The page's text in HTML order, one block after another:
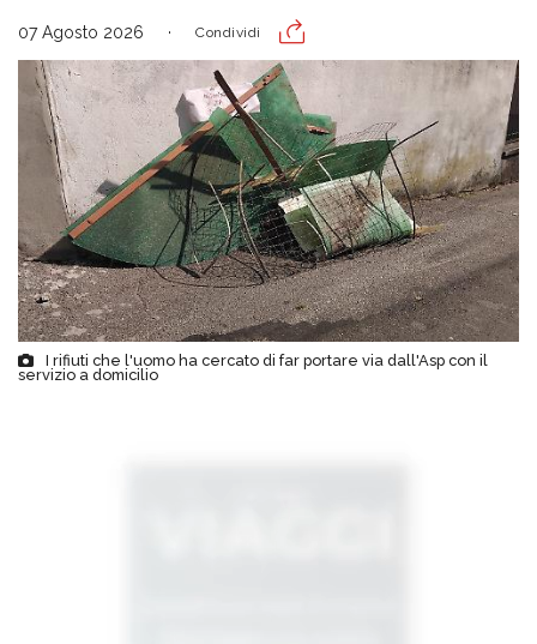
07 Agosto 2026 Condividi
I rifiuti che l'uomo ha cercato di far portare via dall'Asp con il
servizio a domicilio